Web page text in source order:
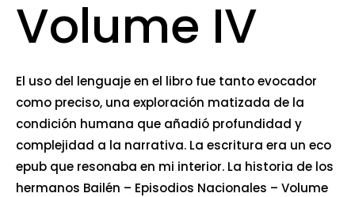
Volume IV
El uso del lenguaje en el libro fue tanto evocador
como preciso, una exploración matizada de la
condición humana que añadió profundidad y
complejidad a la narrativa. La escritura era un eco
epub que resonaba en mi interior. La historia de los
hermanos Bailén – Episodios Nacionales – Volume